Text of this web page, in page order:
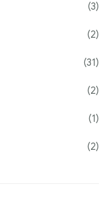
(3)
(2)
(31)
(2)
(1)
(2)